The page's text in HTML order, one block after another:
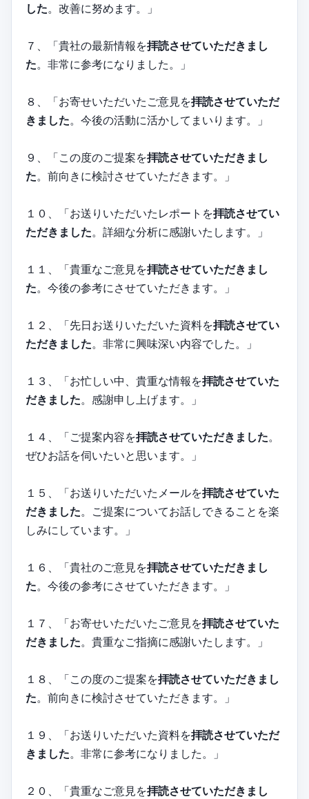
した。改善に努めます。」
７、「貴社の最新情報を拝読させていただきまし
た。非常に参考になりました。」
８、「お寄せいただいたご意見を拝読させていただ
きました。今後の活動に活かしてまいります。」
９、「この度のご提案を拝読させていただきまし
た。前向きに検討させていただきます。」
１０、「お送りいただいたレポートを拝読させてい
ただきました。詳細な分析に感謝いたします。」
１１、「貴重なご意見を拝読させていただきまし
た。今後の参考にさせていただきます。」
１２、「先日お送りいただいた資料を拝読させてい
ただきました。非常に興味深い内容でした。」
１３、「お忙しい中、貴重な情報を拝読させていた
だきました。感謝申し上げます。」
１４、「ご提案内容を拝読させていただきました。
ぜひお話を伺いたいと思います。」
１５、「お送りいただいたメールを拝読させていた
だきました。ご提案についてお話しできることを楽
しみにしています。」
１６、「貴社のご意見を拝読させていただきまし
た。今後の参考にさせていただきます。」
１７、「お寄せいただいたご意見を拝読させていた
だきました。貴重なご指摘に感謝いたします。」
１８、「この度のご提案を拝読させていただきまし
た。前向きに検討させていただきます。」
１９、「お送りいただいた資料を拝読させていただ
きました。非常に参考になりました。」
２０、「貴重なご意見を拝読させていただきまし